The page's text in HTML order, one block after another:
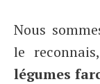
Nous
le
légumes